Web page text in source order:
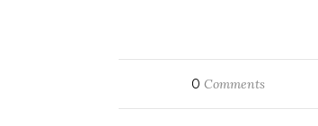
0 Comments